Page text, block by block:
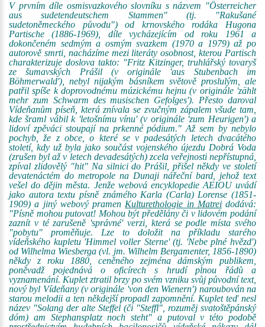
V prvním díle osmisvazkového slovníku s názvem "Österreicher
aus sudetendeutschem Stammen" (tj. "Rakušané
sudetoněmeckého původu") od krnovského rodáka Hugona
Partische (1886-1969), díle vycházejícím od roku 1961 a
dokončeném sedmým a osmým svazkem (1970 a 1979) až po
autorově smrti, nacházíme mezi literáty osobnost, kterou Partisch
charakterizuje doslova takto: "Fritz Kitzinger, truhlářský tovaryš
ze šumavských Prášil (v originále 'aus Stubenbach im
Böhmerwald'), nebyl nijakým básníkem světově proslulým, ale
patřil spíše k doprovodnému múzickému hejnu (v originále 'zählt
mehr zum Schwarm des musischen Gefolges'). Přesto daroval
Vídeňanům píseň, která znívala se zvučným zápalem všude tam,
kde šraml vábil k 'letošnímu vínu' (v originále 'zum Heurigen') a
lidoví zpěváci stoupají na prkenné pódium." Až sem by nebylo
pochyb, že z obce, o které se v padesátých letech dvacátého
století, kdy už byla jako součást vojenského újezdu Dobrá Voda
(zrušen byl až v letech devadesátých) zcela veřejnosti nepřístupná,
zpíval zlidovělý "hit" Na silnici do Prášil, přišel někdy ve století
devatenáctém do metropole na Dunaji nářeční bard, jehož text
vešel do dějin města. Jenže webová encyklopedie AEIOU uvádí
jako autora textu písně známého Karla (Carla) Lorense (1851-
1909) a jiný webový pramen Kulturethologie in Matreidodává:
"Písně mohou putovat! Mohou být předělány či v lidovém podání
zaznít v té zarušeně 'správné' verzi, která se podle místa svého
"pobytu" proměňuje. Lze to doložit na příkladu starého
vídeňského kupletu 'Himmel voller Sterne' (tj. 'Nebe plné hvězd')
od Wilhelma Wiesberga (vl. jm. Wilhelm Bergamenter, 1856-1890)
někdy z roku 1880, ceněného zejména dámským publikem,
poněvadž pojednává o oficírech s hrudí plnou řádů a
vyznamenání. Kuplet ztratil brzy po svém vzniku svůj původní text,
nový byl Vídeňany (v originále 'von den Wienern') naroubován na
starou melodii a ten někdejší propadl zapomnění. Kuplet teď nesl
název "Solang der alte Steffel (či "Steffl", rozuměj svatoštěpánský
dóm) am Stephansplatz noch steht" a putoval v této podobě